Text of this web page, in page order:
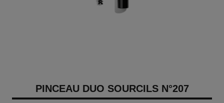
PINCEAU DUO SOURCILS N°207